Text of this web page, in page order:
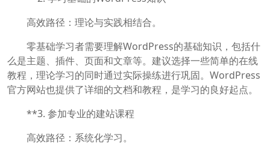
高效路径：理论与实践相结合。
零基础学习者需要理解WordPress的基础知识，包括什
么是主题、插件、页面和文章等。建议选择一些简单的在线
教程，理论学习的同时通过实际操练进行巩固。WordPress
官方网站也提供了详细的文档和教程，是学习的良好起点。
**3. 参加专业的建站课程
高效路径：系统化学习。